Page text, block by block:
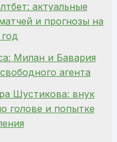
актуальные
и прогнозы на
Милан и Бавария
агента
Шустикова: внук
голове и попытке